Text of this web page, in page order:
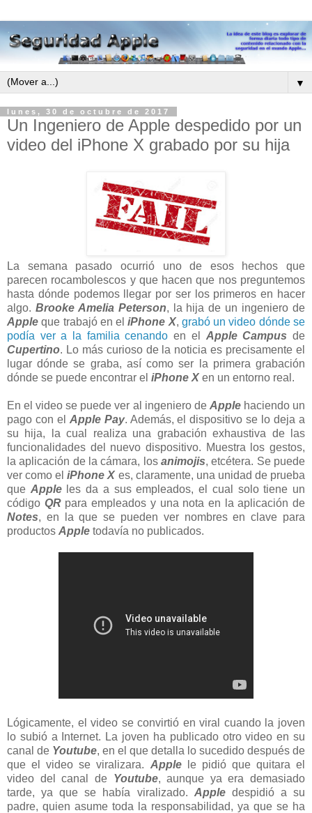
▼
lunes, 30 de octubre de 2017
Un Ingeniero de Apple despedido por un
video del iPhone X grabado por su hija
La semana pasado ocurrió uno de esos hechos que
parecen rocambolescos y que hacen que nos preguntemos
hasta dónde podemos llegar por ser los primeros en hacer
algo. Brooke Amelia Peterson, la hija de un ingeniero de
Apple que trabajó en eliPhone X, grabó un video dónde se
podía ver a la familia cenando en el Apple Campus de
Cupertino. Lo más curioso de la noticia es precisamente el
lugar dónde se graba, así como ser la primera grabación
dónde se puede encontrar el iPhone X en un entorno real.
En el video se puede ver al ingeniero de Applehaciendo un
pago con el Apple Pay. Además, el dispositivo se lo deja a
su hija, la cual realiza una grabación exhaustiva de las
funcionalidades del nuevo dispositivo. Muestra los gestos,
la aplicación de la cámara, los animojis, etcétera. Se puede
ver como eliPhone X es, claramente, una unidad de prueba
que Appleles da a sus empleados, el cual solo tiene un
código QRpara empleados y una nota en la aplicación de
Notes, en la que se pueden ver nombres en clave para
productos Apple todavía no publicados.
Lógicamente, el video se convirtió en viral cuando la joven
lo subió a Internet. La joven ha publicado otro video en su
canal de Youtube, en el que detalla lo sucedido después de
que el video se viralizara. Applele pidió que quitara el
video del canal de Youtube, aunque ya era demasiado
tarde, ya que se había viralizado. Appledespidió a su
padre, quien asume toda la responsabilidad, ya que se ha